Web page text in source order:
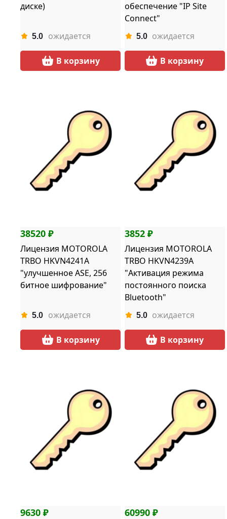
диске)
5.0 ожидается
В корзину
обеспечение "IP Site
Connect"
5.0 ожидается
В корзину
38520 ₽
Лицензия MOTOROLA
TRBO HKVN4241A
"улучшенное ASE, 256
битное шифрование"
5.0 ожидается
В корзину
3852 ₽
Лицензия MOTOROLA
TRBO HKVN4239A
"Активация режима
постоянного поиска
Bluetooth"
5.0 ожидается
В корзину
9630 ₽ 60990 ₽